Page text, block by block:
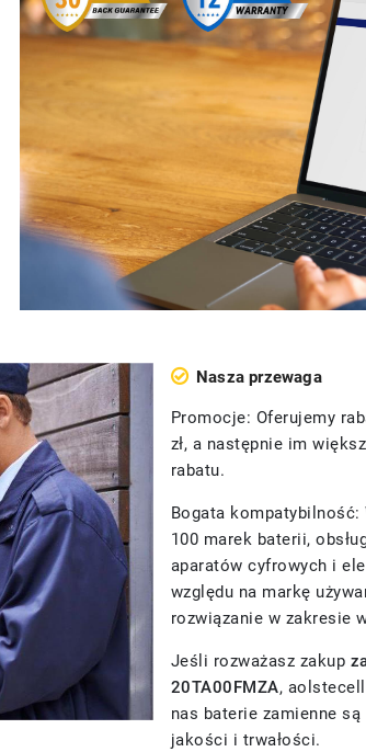
Nasza przewaga
Promocje: Oferujemy
zł, a następnie im
rabatu.
Bogata
100 marek baterii,
aparatów cyfrowych i
względu na markę
rozwiązanie w zakresie
Jeśli rozważasz zakup
20TA00FMZA,
nas baterie zamienne
jakości i trwałości.